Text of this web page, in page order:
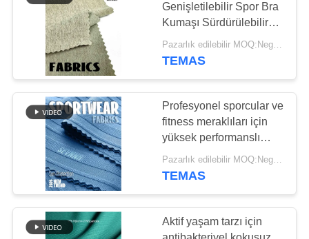
HABERLER
VAKALAR
SITE
HARITASI
PRIVACY
POLICY
Geri dönüşümlü
likra kumaş
72
Kumaşı al
Genişletilebilir Spor Bra
Kumaşı Sürdürülebilir
Moda Pazarı
TEMAS
Profesyonel sporcular ve
fitness meraklıları için
yüksek performanslı
spor sutyen kumaşı
Pazarlık edilebilir MOQ:Negotiable
TEMAS
Aktif yaşam tarzı için